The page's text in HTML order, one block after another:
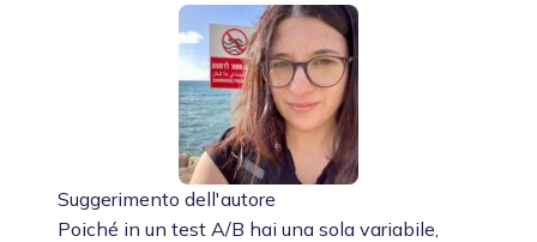
Suggerimento dell'autore
Poiché in un test A/B hai una sola variabile,